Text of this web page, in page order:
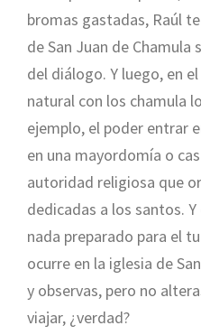
bromas gastadas, Raúl
de San Juan de
del diálogo. Y luego, en
natural con los chamula
ejemplo, el poder entrar
en una mayordomía o
autoridad religiosa que
dedicadas a los santos.
nada preparado para el
ocurre en la iglesia de
y observas, pero no
viajar, ¿verdad?